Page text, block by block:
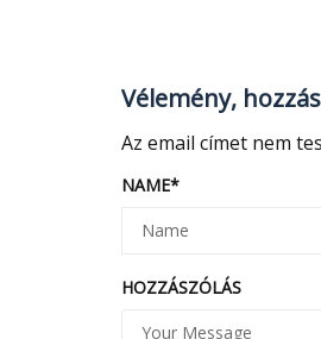
Vélemény,
Az email címet nem
NAME*
HOZZÁSZÓLÁS